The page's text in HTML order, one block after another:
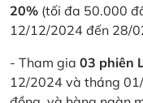
20% (tối đa 50.000
12/12/2024 đến 28/
- Tham gia 03 phiên
12/2024 và tháng